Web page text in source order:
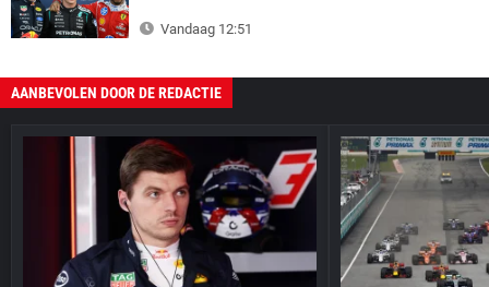
Vandaag 12:51
AANBEVOLEN DOOR DE REDACTIE